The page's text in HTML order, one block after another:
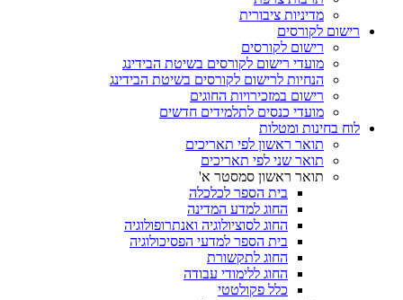
מדיניות ציבורית
רישום לקורסים
רישום לקורסים
מועדי רישום לקורסים בשיטת הבידינג
הנחיות לרישום לקורסים בשיטת הבידינג
רישום במזכירויות החוגים
מועדי כנסים לתלמידים חדשים
לוח בחינות ומטלות
תואר ראשון לפי תאריכים
תואר שני לפי תאריכים
תואר ראשון סמסטר א'
בית הספר לכלכלה
החוג למדע המדינה
החוג לסוציולוגיה ואנתרופולוגיה
בית הספר למדעי הפסיכולוגיה
החוג לתקשורת
החוג ללימודי עבודה
כלל פקולטטי